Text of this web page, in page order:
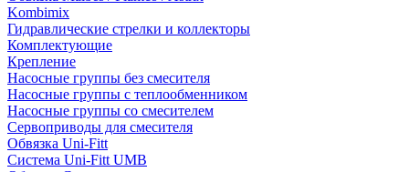
Kombimix
Гидравлические стрелки и коллекторы
Комплектующие
Крепление
Насосные группы без смесителя
Насосные группы с теплообменником
Насосные группы со смесителем
Сервоприводы для смесителя
Обвязка Uni-Fitt
Система Uni-Fitt UMB